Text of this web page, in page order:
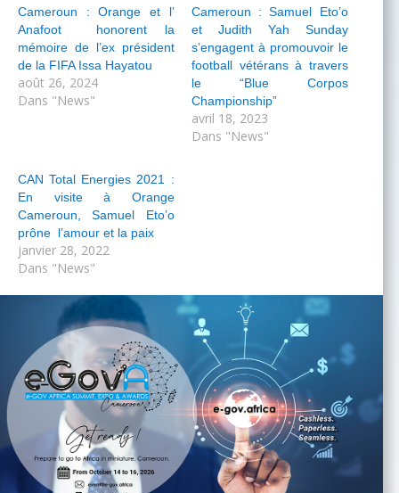
Cameroun : Orange et l’
Anafoot honorent la
mémoire de l’ex président
de la FIFA Issa Hayatou
août 26, 2024
Dans "News"
Cameroun : Samuel Eto’o
et Judith Yah Sunday
s’engagent à promouvoir le
football vétérans à travers
le “Blue Corpos
Championship”
avril 18, 2023
Dans "News"
CAN Total Energies 2021 :
En visite à Orange
Cameroun, Samuel Eto’o
prône l’amour et la paix
janvier 28, 2022
Dans "News"